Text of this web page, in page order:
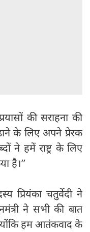
की सराहना की
के लिए अपने प्रेरक
ने हमें राष्ट्र के लिए
है।’’
प्रियंका चतुर्वेदी ने
ने सभी की बात
हम आतंकवाद के